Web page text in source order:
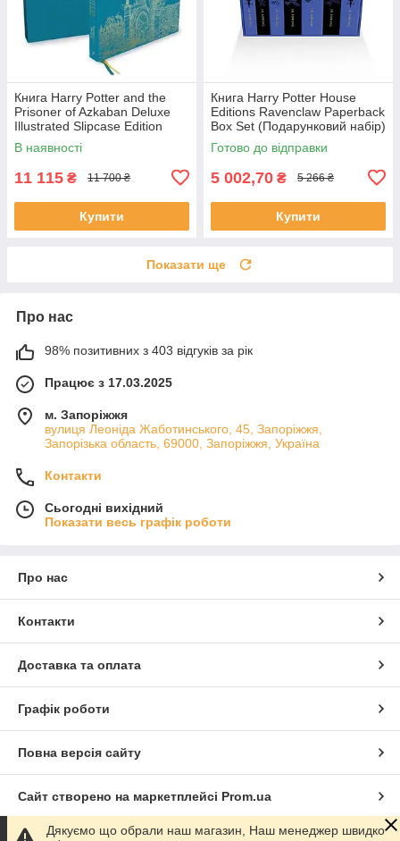
Книга Harry Potter and the
Prisoner of Azkaban Deluxe
Illustrated Slipcase Edition
художня література
В наявності
11 115 ₴ 11 700 ₴
Купити
Книга Harry Potter House
Editions Ravenclaw Paperback
Box Set (Подарунковий набір)
Готово до відправки
5 002,70 ₴ 5 266 ₴
Купити
Показати ще
Про нас
98% позитивних з 403 відгуків за рік
Працює з 17.03.2025
м. Запоріжжя
вулиця Леоніда Жаботинського, 45, Запоріжжя,
Запорізька область, 69000, Запоріжжя, Україна
Контакти
Сьогодні вихідний
Показати весь графік роботи
Про нас
Контакти
Доставка та оплата
Графік роботи
Повна версія сайту
Сайт створено на маркетплейсі Prom.ua
Дякуємо що обрали наш магазин, Наш менеджер швидко